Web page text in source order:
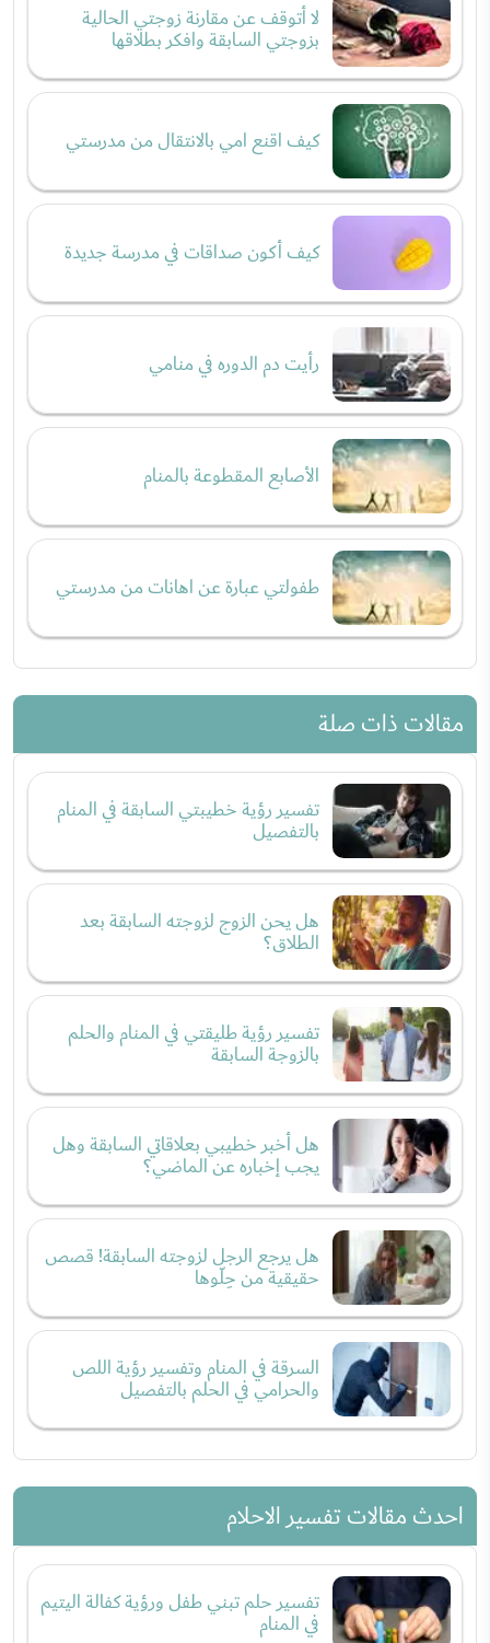
لا أتوقف عن مقارنة زوجتي الحالية
بزوجتي السابقة وافكر بطلاقها
كيف اقنع امي بالانتقال من مدرستي
كيف أكون صداقات في مدرسة جديدة
رأيت دم الدوره في منامي
الأصابع المقطوعة بالمنام
طفولتي عبارة عن اهانات من مدرستي
مقالات ذات صلة
تفسير رؤية خطيبتي السابقة في المنام
بالتفصيل
هل يحن الزوج لزوجته السابقة بعد
الطلاق؟
تفسير رؤية طليقتي في المنام والحلم
بالزوجة السابقة
هل أخبر خطيبي بعلاقاتي السابقة وهل
يجب إخباره عن الماضي؟
هل يرجع الرجل لزوجته السابقة! قصص
حقيقية من حِلّوها
السرقة في المنام وتفسير رؤية اللص
والحرامي في الحلم بالتفصيل
احدث مقالات تفسير الاحلام
تفسير حلم تبني طفل ورؤية كفالة اليتيم
في المنام